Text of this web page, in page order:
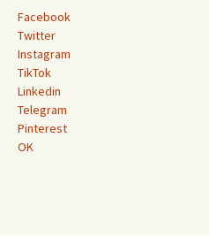
Facebook
Twitter
Instagram
TikTok
Linkedin
Telegram
Pinterest
OK